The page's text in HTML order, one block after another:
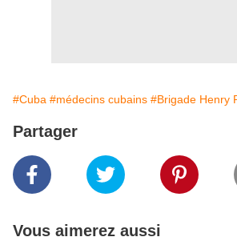
#Cuba #médecins cubains #Brigade Henry
Partager
Vous aimerez aussi